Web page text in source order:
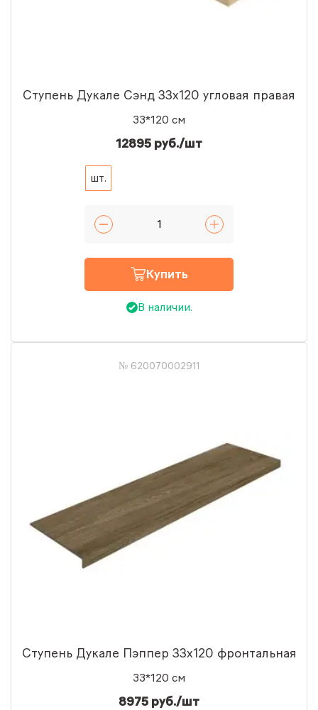
Ступень Дукале Сэнд 33x120 угловая правая
33*120 см
12895 руб./шт
шт.
Купить
В наличии.
№ 620070002911
Ступень Дукале Пэппер 33x120 фронтальная
33*120 см
8975 руб./шт